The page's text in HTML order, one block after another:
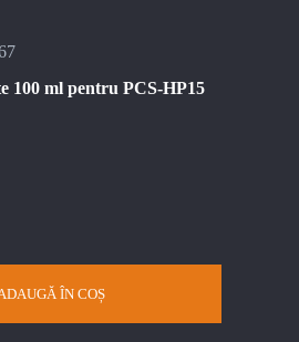
100 ml pentru PCS-HP15
ÎN COȘ